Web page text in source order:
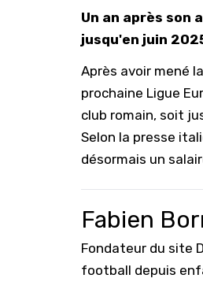
Un an après son
jusqu'en juin
Après avoir mené
prochaine Ligue
club romain, soit
Selon la presse
désormais un
Fabien
Fondateur du site
football depuis